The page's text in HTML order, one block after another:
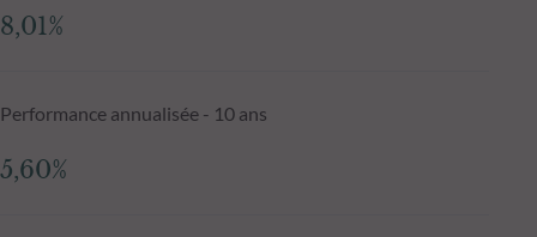
8,01%
Performance annualisée - 10 ans
5,60%